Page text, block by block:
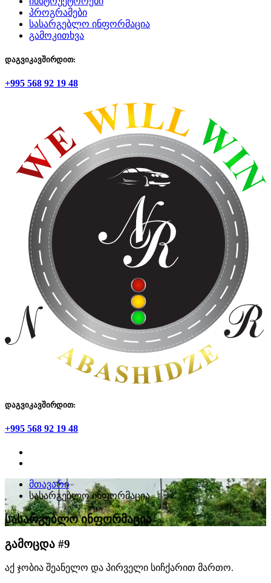
პროგრამები
სასარგებლო ინფორმაცია
გამოკითხვა
დაგვიკავშირდით:
+995 568 92 19 48
დაგვიკავშირდით:
+995 568 92 19 48
მთავარი
სასარგებლო ინფორმაცია
სასარგებლო ინფორმაცია
გამოცდა #9
აქ ჯობია შეანელო და პირველი სიჩქარით მართო.